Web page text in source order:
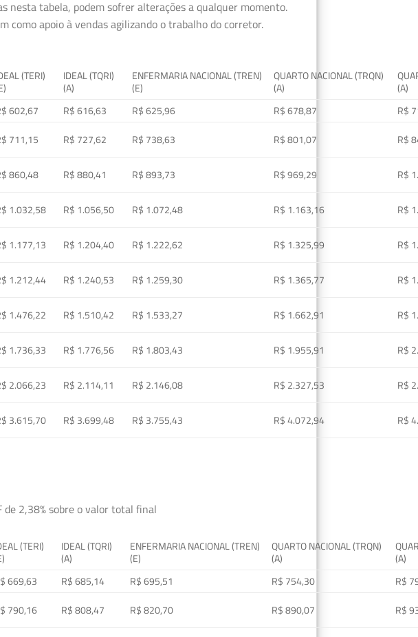
nesta tabela, podem sofrer alterações a qualquer momento.
apoio à vendas agilizando o trabalho do corretor.
(TERI)
IDEAL (TQRI)
(A)
ENFERMARIA NACIONAL (TREN)
(E)
QUARTO NACIONAL (TRQN)
(A)
(A)
602,67 R$ 616,63 R$ 625,96 R$ 678,87
R$
711,15 R$ 727,62 R$ 738,63 R$ 801,07
R$
860,48 R$ 880,41 R$ 893,73 R$ 969,29
R$
1.032,58 R$ 1.056,50 R$ 1.072,48 R$ 1.163,16
R$
1.177,13 R$ 1.204,40 R$ 1.222,62 R$ 1.325,99
R$
1.212,44 R$ 1.240,53 R$ 1.259,30 R$ 1.365,77
R$
1.476,22 R$ 1.510,42 R$ 1.533,27 R$ 1.662,91
R$
1.736,33 R$ 1.776,56 R$ 1.803,43 R$ 1.955,91
R$
2.066,23 R$ 2.114,11 R$ 2.146,08 R$ 2.327,53
R$
3.615,70 R$ 3.699,48 R$ 3.755,43 R$ 4.072,94 R$
2,38% sobre o valor total final
(TERI)
IDEAL (TQRI)
(A)
ENFERMARIA NACIONAL (TREN)
(E)
QUARTO NACIONAL (TRQN)
(A)
(A)
669,63 R$ 685,14 R$ 695,51 R$ 754,30
R$
790,16 R$ 808,47 R$ 820,70 R$ 890,07
R$